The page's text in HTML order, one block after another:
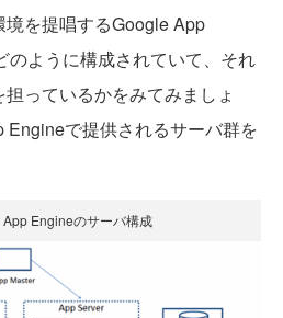
を提唱するGoogle App
のように構成されていて、それ
っているかをみてみましょ
Engineで提供されるサーバ群を
Engineのサーバ構成